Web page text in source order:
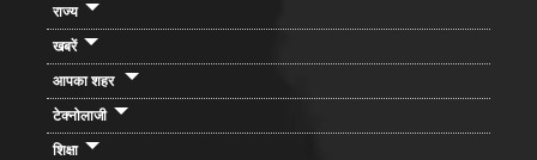
राज्य
खबरें
आपका शहर
टेक्नोलाजी
शिक्षा